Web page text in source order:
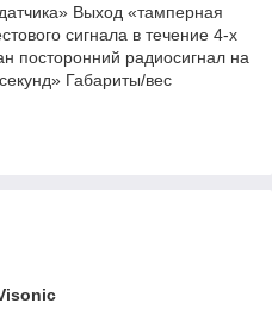
Выход «тамперная
сигнала в течение 4-х
посторонний радиосигнал на
Габариты/вес